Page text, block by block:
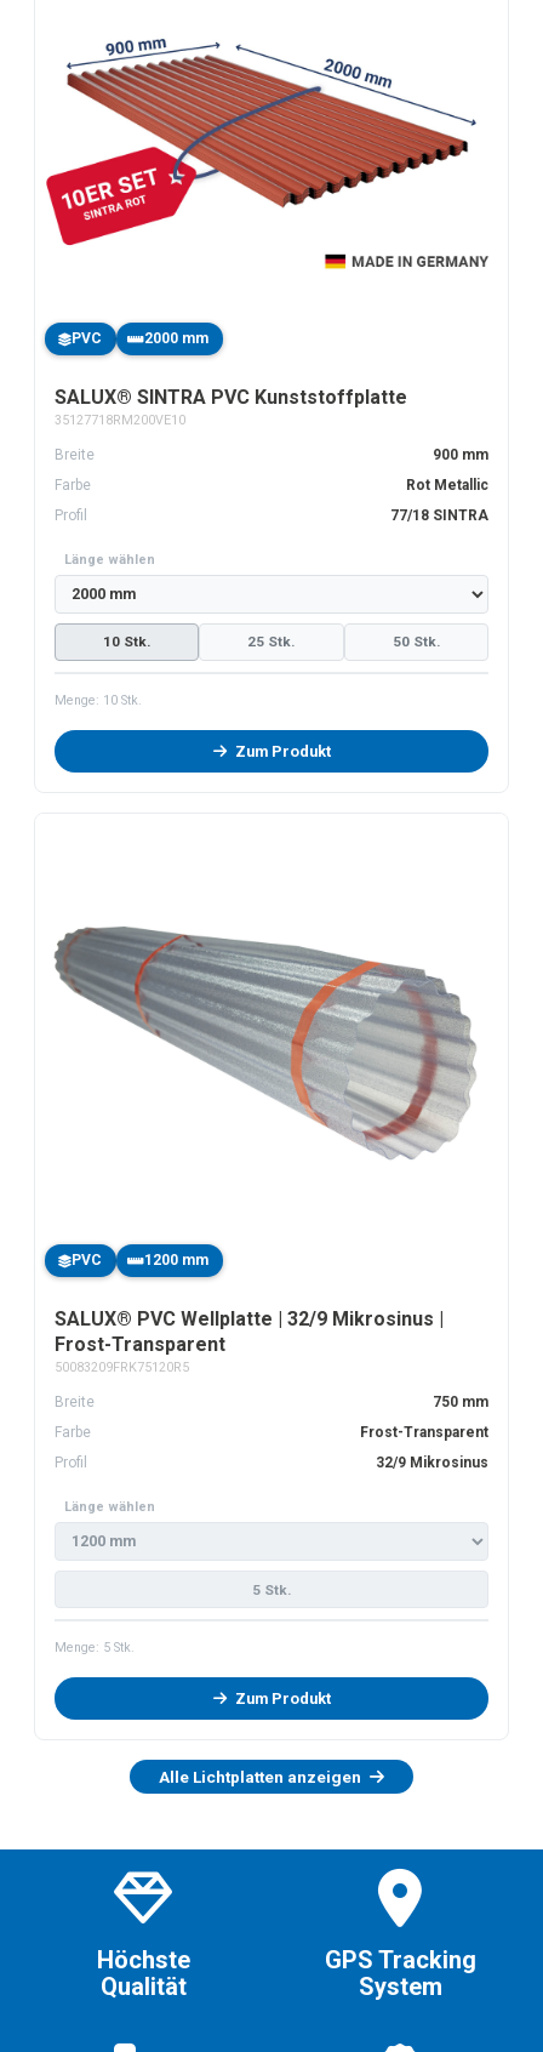
PVC 2000 mm
SALUX® SINTRA PVC Kunststoffplatte
35127718RM200VE10
Breite
900 mm
Farbe
Rot Metallic
Profil
77/18 SINTRA
Länge wählen
10 Stk. 25 Stk. 50 Stk.
Menge: 10 Stk.
Zum Produkt
PVC 1200 mm
SALUX® PVC Wellplatte | 32/9 Mikrosinus |
Frost-Transparent
50083209FRK75120R5
Breite
750 mm
Farbe
Frost-Transparent
Profil
32/9 Mikrosinus
Länge wählen
5 Stk.
Menge: 5 Stk.
Zum Produkt
Alle Lichtplatten anzeigen
Höchste
Qualität
GPS Tracking
System